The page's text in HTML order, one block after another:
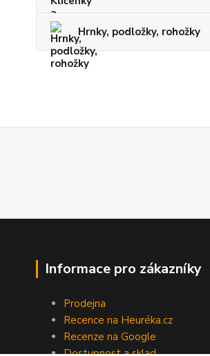
Hrnky, podložky, rohožky
Informace pro zákazníky
Prodejna
Recence na Heuréka.cz
Recenze na Google